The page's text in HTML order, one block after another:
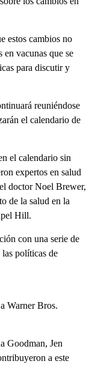
estos cambios no
en vacunas que se
para discutir y
reuniéndose
el calendario de
el calendario sin
expertos en salud
doctor Noel Brewer,
de la salud en la
Hill.
con una serie de
políticas de
Warner Bros.
Goodman, Jen
a este